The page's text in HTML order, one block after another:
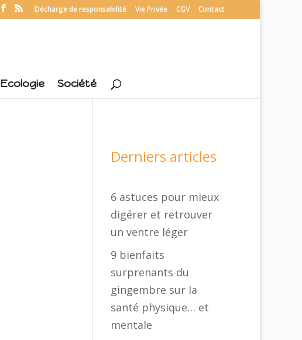
Décharge de responsabilité Vie Privée CGV Contact
Ecologie Société
Derniers articles
6 astuces pour mieux
digérer et retrouver
un ventre léger
9 bienfaits
surprenants du
gingembre sur la
santé physique… et
mentale